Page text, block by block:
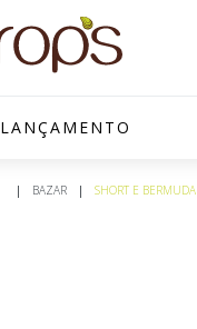
LANÇAMENTO
BAZAR SHORT E BERMUDA